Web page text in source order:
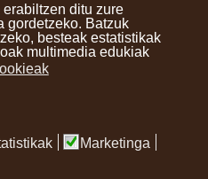
ditu zure
gordetzeko. Batzuk
besteak estatistikak
multimedia edukiak
Marketinga
Lege oharra
Berriak
iritzia
facebookyoutube